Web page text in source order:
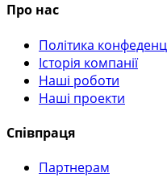
Про нас
Політика
Історія компанії
Наші роботи
Наші проекти
Співпраця
Партнерам